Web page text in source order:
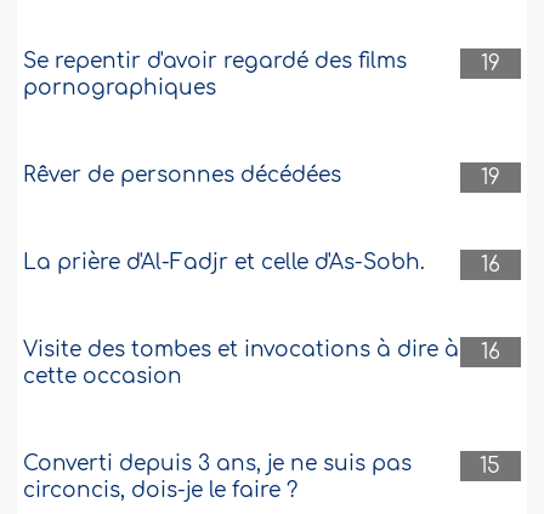
19
Se repentir d'avoir regardé des films
pornographiques
19
Rêver de personnes décédées
16
La prière d'Al-Fadjr et celle d'As-Sobh.
16
Visite des tombes et invocations à dire à
cette occasion
15
Converti depuis 3 ans, je ne suis pas
circoncis, dois-je le faire ?